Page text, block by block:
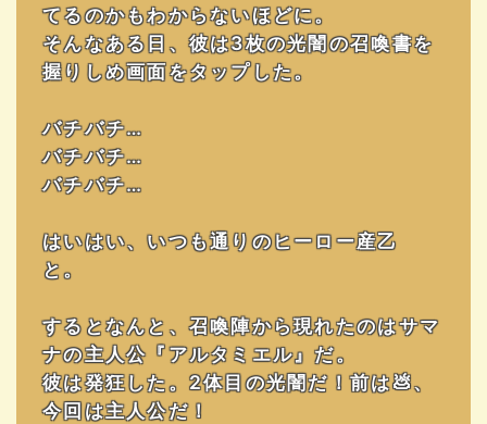
てるのかもわからないほどに。
そんなある日、彼は3枚の光闇の召喚書を
握りしめ画面をタップした。
バチバチ…
バチバチ…
バチバチ…
はいはい、いつも通りのヒーロー産乙
と。
するとなんと、召喚陣から現れたのはサマ
ナの主人公『アルタミエル』だ。
彼は発狂した。2体目の光闇だ！前は💩、
今回は主人公だ！